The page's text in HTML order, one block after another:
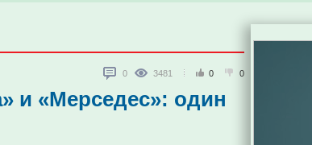
0 3481 0 0
и «Мерседес»: один